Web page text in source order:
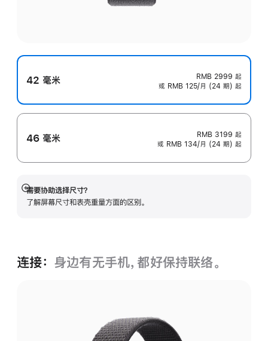
42 毫米 RMB 2999 起
或 RMB 125/月 (24 期) 起
46 毫米 RMB 3199 起
或 RMB 134/月 (24 期) 起
需要协助选择尺寸？
了解屏幕尺寸和表壳重量方面的区别。
展
开
连接： 身边有无手机，都好保持联络。